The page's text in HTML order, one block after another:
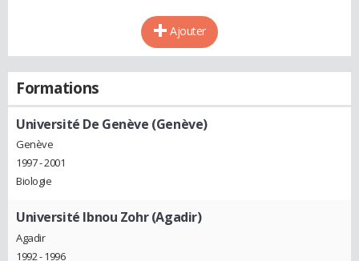
Ajouter
Formations
Université De Genève (Genève)
Genève
1997 - 2001
Biologie
Université Ibnou Zohr (Agadir)
Agadir
1992 - 1996